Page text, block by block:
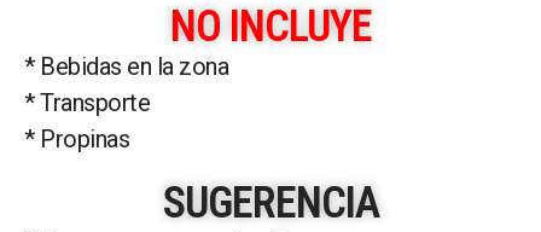
NO INCLUYE
* Bebidas en la zona
* Transporte
* Propinas
SUGERENCIA